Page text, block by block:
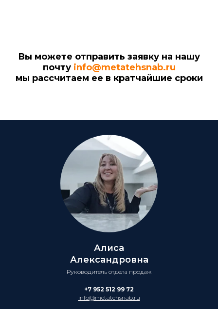
Вы можете отправить заявку на нашу
почту info@metatehsnab.ru
мы рассчитаем ее в кратчайшие сроки
Алиса
Александровна
Руководитель отдела продаж
+7 952 512 99 72
info@metatehsnab.ru